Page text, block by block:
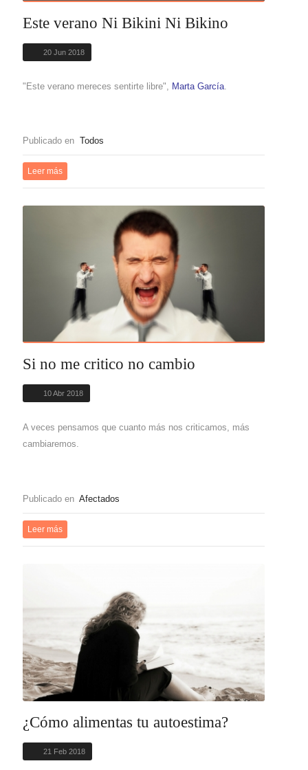
Este verano Ni Bikini Ni Bikino
20 Jun 2018
"Este verano mereces sentirte libre", Marta García
Publicado en Todos
Leer más
Si no me critico no cambio
10 Abr 2018
A veces pensamos que cuanto más nos criticamos, más
cambiaremos.
Publicado en Afectados
Leer más
¿Cómo alimentas tu autoestima?
21 Feb 2018